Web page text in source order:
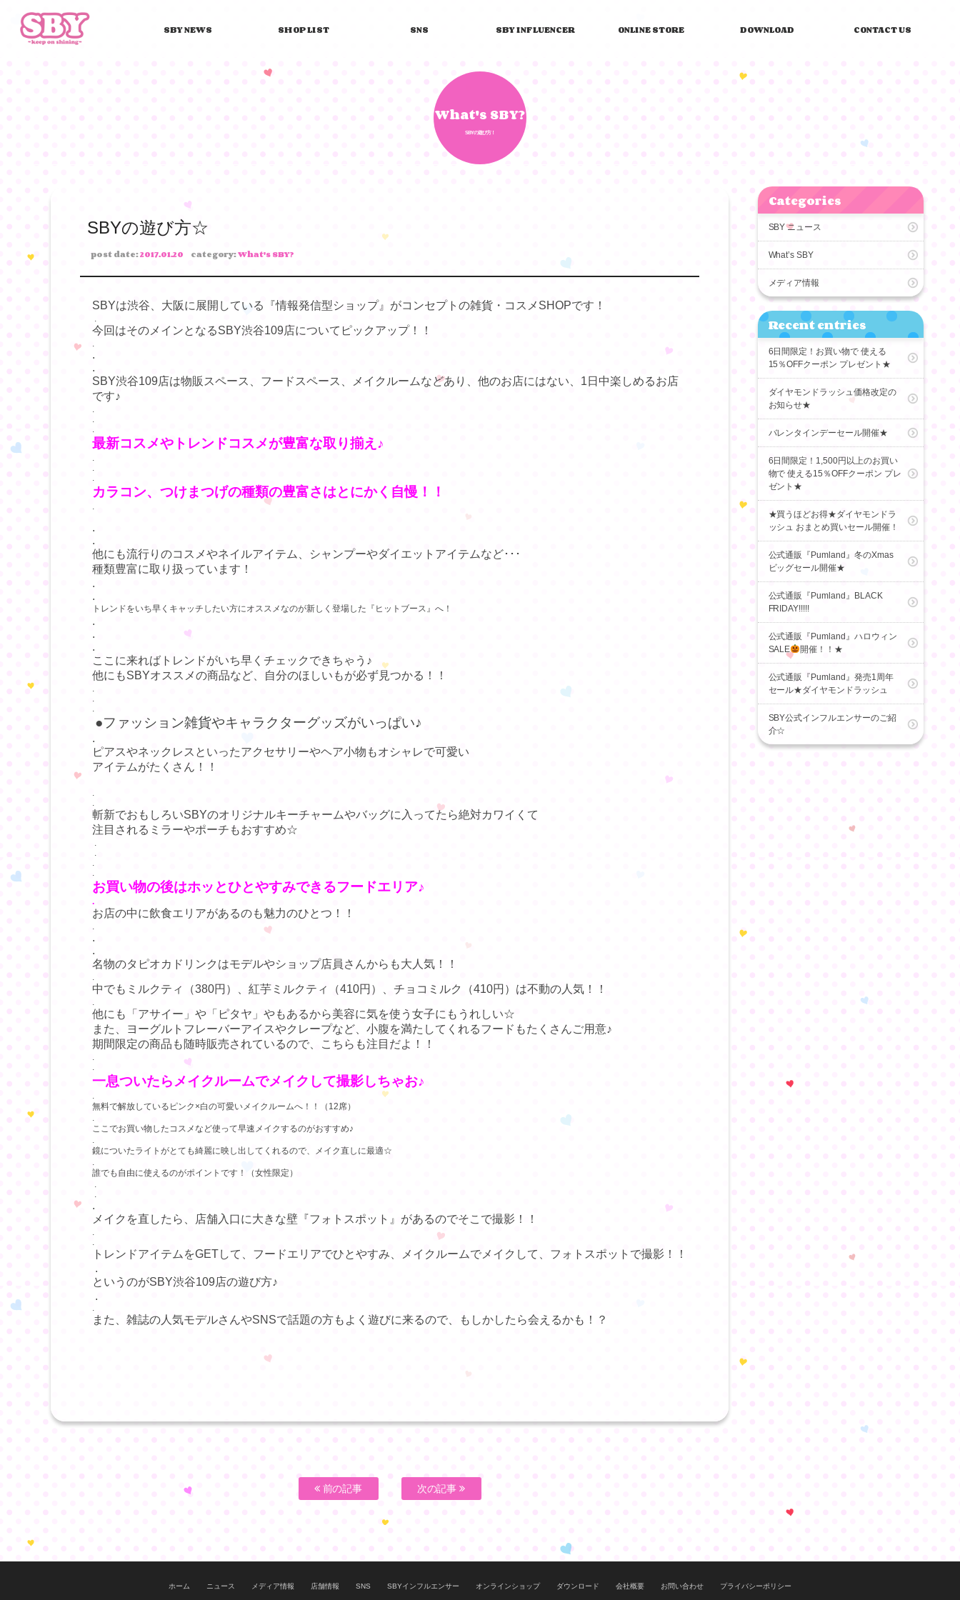
SBY NEWS SHOP LIST SNS SBY INFLUENCER ONLINE STORE DOWNLOAD CONTACT US
What's SBY?
SBYの遊び方！
SBYの遊び方☆
post date:2017.01.20 category:What's SBY?
SBYは渋谷、大阪に展開している 『情報発信型ショップ』がコンセプトの雑貨・コスメSHOPです！
.
今回はそのメインとなるSBY渋谷109店についてピックアップ！ ！
.
.
.
SBY渋谷109店は物販スペース、フードスペース、メイクルームなどあり、他のお店にはない、1日中楽しめるお店
です♪
.
.
.
最新コスメやトレンドコスメが豊富な取り揃え♪
.
.
.
カラコン、つけまつげの種類の豊富さはとにかく自慢！！
.
.
.
他にも流行りのコスメやネイルアイテム、シャンプーやダイエットアイテムなど･･･
種類豊富に取り扱っています！
.
.
トレンドをいち早くキャッチしたい方にオススメなのが新しく登場した『ヒットブース』へ！
.
.
.
ここに来ればトレンドがいち早くチェックできちゃう♪
他にもSBYオススメの商品など、自分のほしいもが必ず見つかる！！
.
.
.
●ファッション雑貨やキャラクターグッズがいっぱい♪
.
ピアスやネックレスといったアクセサリーやヘア小物もオシャレで可愛い
アイテムがたくさん！！
.
.
斬新でおもしろいSBYのオリジナルキーチャームやバッグに入ってたら絶対カワイくて
注目されるミラーやポーチもおすすめ☆
.
.
.
.
お買い物の後はホッとひとやすみできるフードエリア♪
.
お店の中に飲食エリアがあるのも魅力のひとつ！！
.
.
.
名物のタピオカドリンクはモデルやショップ店員さんからも大人気！！
.
中でもミルクティ（380円）、紅芋ミルクティ（410円）、チョコミルク（410円）は不動の人気！！
.
他にも「アサイー」や「ピタヤ」やもあるから美容に気を使う女子にもうれしい☆
また、ヨーグルトフレーバーアイスやクレープなど、小腹を満たしてくれるフードもたくさんご用意♪
期間限定の商品も随時販売されているので、こちらも注目だよ！！
.
.
一息ついたらメイクルームでメイクして撮影しちゃお♪
.
無料で解放しているピンク×白の可愛いメイクルームへ！！（12席）
.
ここでお買い物したコスメなど使って早速メイクするのがおすすめ♪
.
鏡についたライトがとても綺麗に映し出してくれるので、メイク直しに最適☆
.
誰でも自由に使えるのがポイントです！（女性限定）
.
.
.
メイクを直したら、店舗入口に大きな壁『フォトスポット』があるのでそこで撮影！！
.
.
トレンドアイテムをGETして、フードエリアでひとやすみ、メイクルームでメイクして、フォトスポットで撮影！！
.
というのがSBY渋谷109店の遊び方♪
.
.
また、雑誌の人気モデルさんやSNSで話題の方もよく遊びに来るので、もしかしたら会えるかも！？
前の記事 次の記事
Categories
SBY ニュース
What’s SBY
メディア情報
Recent entries
6日間限定！お買い物で 使える
15％OFFクーポン プレゼント★
ダイヤモンドラッシュ価格改定の
お知らせ★
バレンタインデーセール開催★
6日間限定！1,500円以上のお買い
物で 使える15％OFFクーポン プレ
ゼント★
★買うほどお得★ダイヤモンドラ
ッシュ おまとめ買いセール開催！
公式通販『Pumland』冬のXmas
ビッグセール開催★
公式通販『Pumland』BLACK
FRIDAY!!!!!
公式通販『Pumland』ハロウィン
SALE
開催！！★
公式通販『Pumland』発売1周年
セール★ダイヤモンドラッシュ
SBY公式インフルエンサーのご紹
介☆
ホーム ニュース メディア情報 店舗情報 SNS SBYインフルエンサー オンラインショップ ダウンロード 会社概要 お問い合わせ プライバシーポリシー